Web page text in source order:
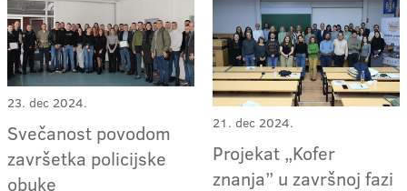
23. dec 2024.
Svečanost povodom
završetka policijske
obuke
21. dec 2024.
Projekat „Kofer
znanja” u završnoj fazi